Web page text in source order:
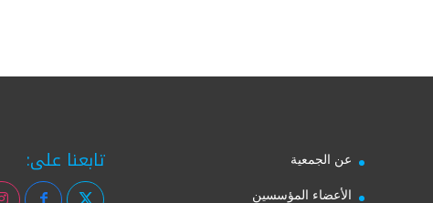
عن الجمعية
الأعضاء المؤسسين
تابعنا على: